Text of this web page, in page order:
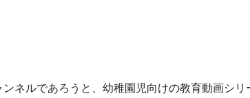
ネルであろうと、幼稚園児向けの教育動画シリ